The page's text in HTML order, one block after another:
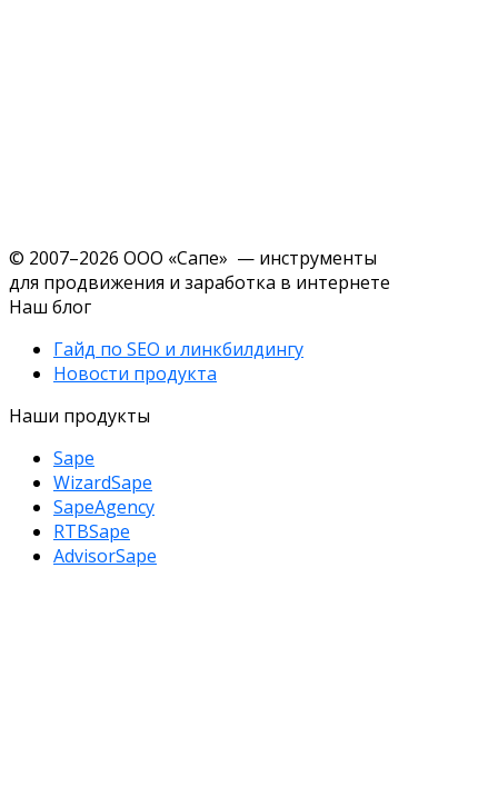
© 2007–2026 ООО «Сапе» — инструменты
для продвижения и заработка в интернете
Наш блог
Гайд по SEO и линкбилдингу
Новости продукта
Наши продукты
Sape
WizardSape
SapeAgency
RTBSape
AdvisorSape